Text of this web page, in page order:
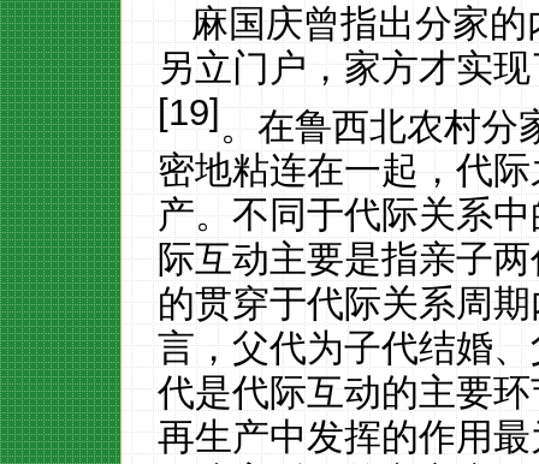
麻国庆曾指出分家
另立门户，家方才实
[19]。在鲁西北农村分
密地粘连在一起，代
产。不同于代际关系中
际互动主要是指亲子
的贯穿于代际关系周
言，父代为子代结婚
代是代际互动的主要
再生产中发挥的作用